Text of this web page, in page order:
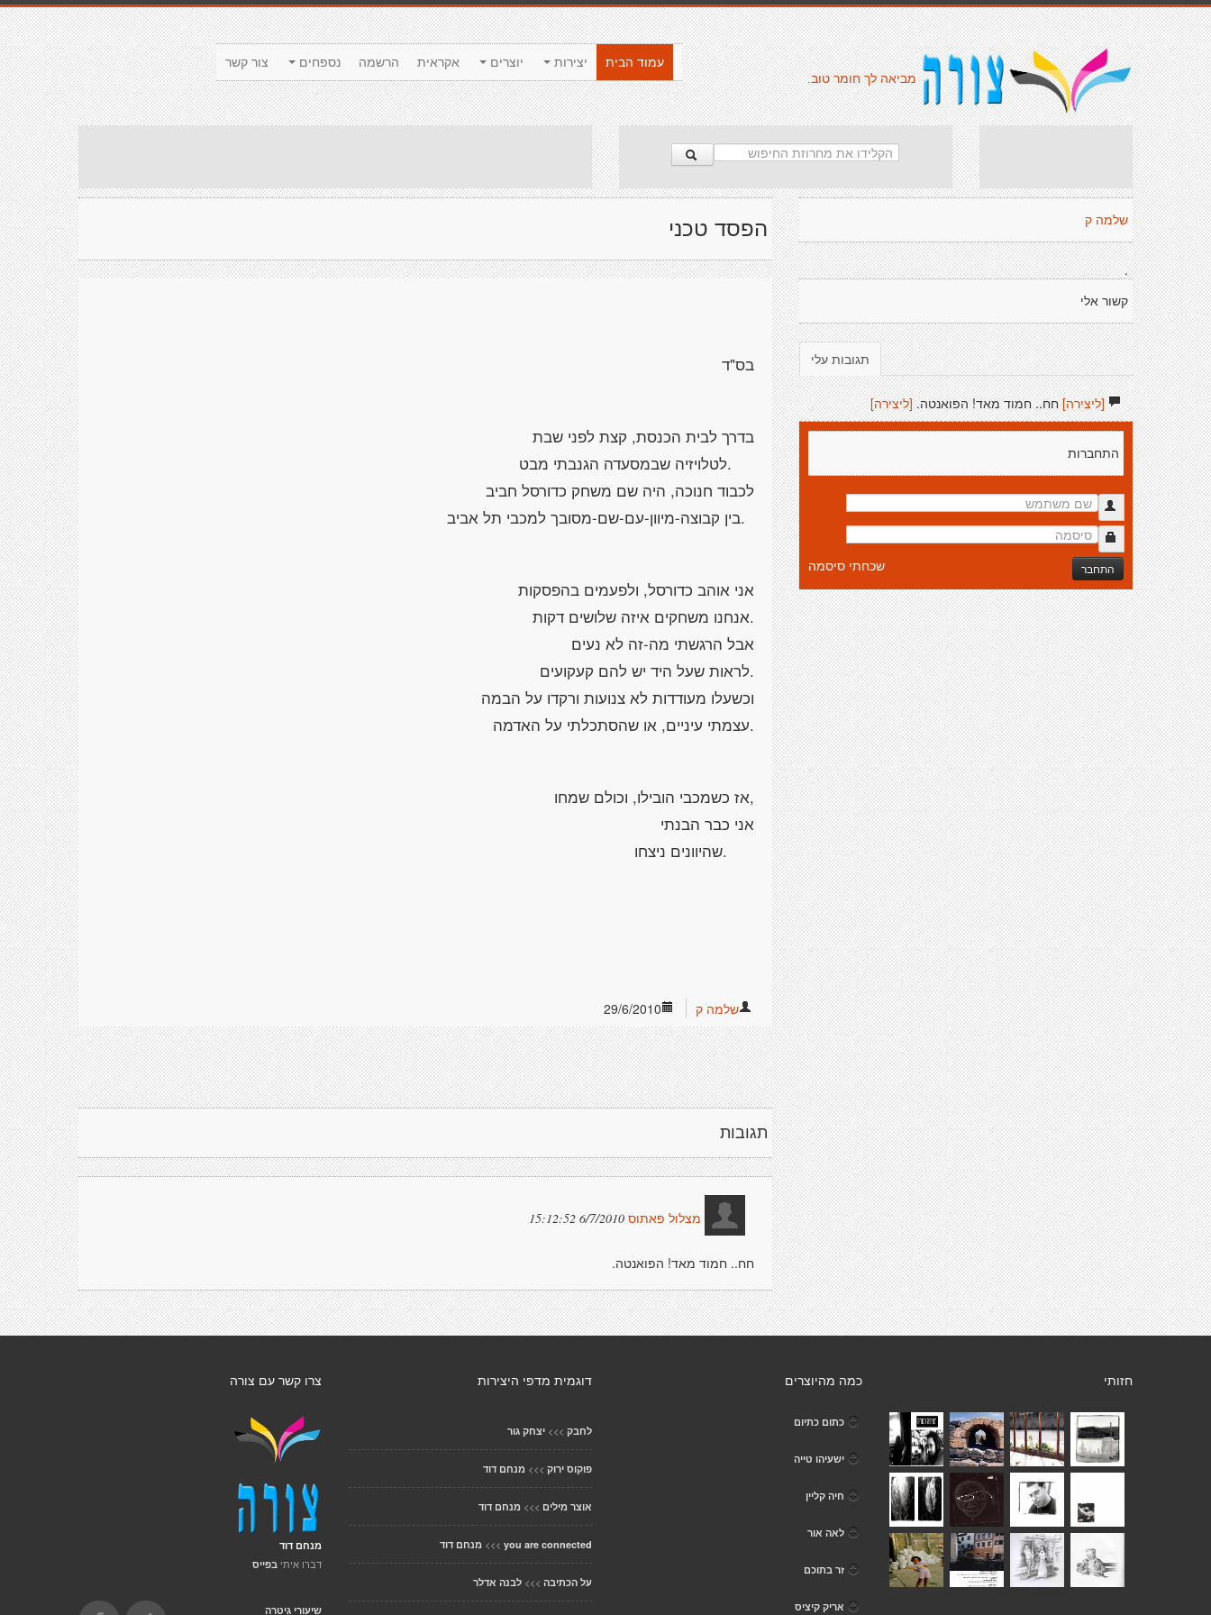
צור קשר נספחים הרשמה אקראית יוצרים יצירות
עמוד הבית
מביאה לך חומר טוב.
הפסד טכני
בס"ד
בדרך לבית הכנסת, קצת לפני שבת
.לטלויזיה שבמסעדה הגנבתי מבט
לכבוד חנוכה, היה שם משחק כדורסל חביב
.בין קבוצה-מיוון-עם-שם-מסובך למכבי תל אביב
אני אוהב כדורסל, ולפעמים בהפסקות
.אנחנו משחקים איזה שלושים דקות
אבל הרגשתי מה-זה לא נעים
.לראות שעל היד יש להם קעקועים
וכשעלו מעודדות לא צנועות ורקדו על הבמה
.עצמתי עיניים, או שהסתכלתי על האדמה
,אז כשמכבי הובילו, וכולם שמחו
אני כבר הבנתי
.שהיוונים ניצחו
29/6/2010 שלמה ק
תגובות
מצלול פאתוס 6/7/2010 15:12:52
חח.. חמוד מאד! הפואנטה.
שלמה ק
.
קשור אלי
תגובות עלי
[ליצירה]חח.. חמוד מאד! הפואנטה. [ליצירה]
התחברות
התחבר שכחתי סיסמה
צרו קשר עם צורה
מנחם דוד
דברו איתי בפייס
שיעורי גיטרה
דוגמית מדפי היצירות
לחבק >>> יצחק גור
פוקוס ירוק >>> מנחם דוד
אוצר מילים >>> מנחם דוד
you are connected
>>> מנחם דוד
על הכתיבה >>> לבנה אדלר
כמה מהיוצרים
כתום כתיום
ישעיהו טייה
חיה קליין
לאה אור
זר בתוכם
אריק קיציס
חזותי